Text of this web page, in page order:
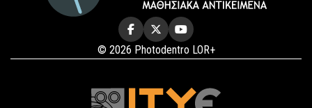
© 2026 Photodentro LOR+